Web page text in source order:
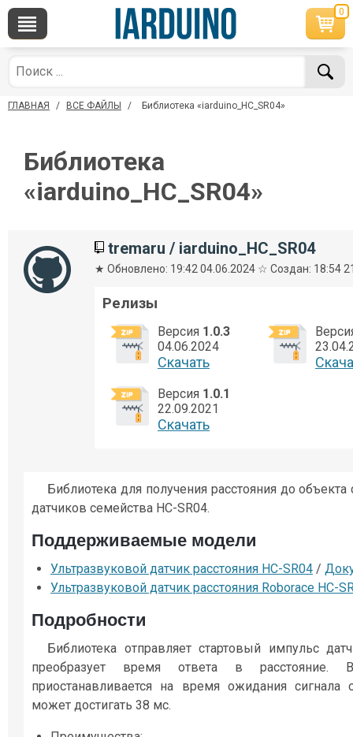
0
ГЛАВНАЯ / ВСЕ ФАЙЛЫ / Библиотека «iarduino_HC_SR04»
Библиотека
«iarduino_HC_SR04»
tremaru / iarduino_HC_SR04
★ Обновлено: 19:42 04.06.2024 ☆ Создан: 18:54
Релизы
Версия 1.0.3
04.06.2024
Cкачать
Версия 1.0.1
22.09.2021
Cкачать
Библиотека для получения расстояния до
датчиков семейства HC-SR04.
Поддерживаемые модели
Ультразвуковой датчик расстояния HC-SR04 /
Ультразвуковой датчик расстояния Roborace HC-
Подробности
Библиотека отправляет стартовый импульс
преобразует время ответа в расстояние.
приостанавливается на время ожидания сигнала
может достигать 38 мс.
По вопросам приобретения товара
+7
*Доступно общение только текстовыми сообщениями, звонки и
Менеджер
shop@iarduino.ru
Консультант
shop@iarduino.ru